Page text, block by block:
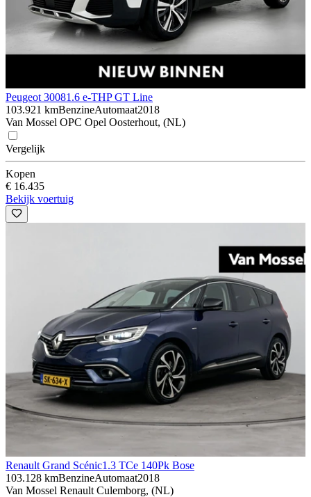
Peugeot 30081.6 e-THP GT Line
103.921 kmBenzineAutomaat2018
Van Mossel OPC Opel Oosterhout, (NL)
Vergelijk
Kopen
€ 16.435
Bekijk voertuig
Renault Grand Scénic1.3 TCe 140Pk Bose
103.128 kmBenzineAutomaat2018
Van Mossel Renault Culemborg, (NL)